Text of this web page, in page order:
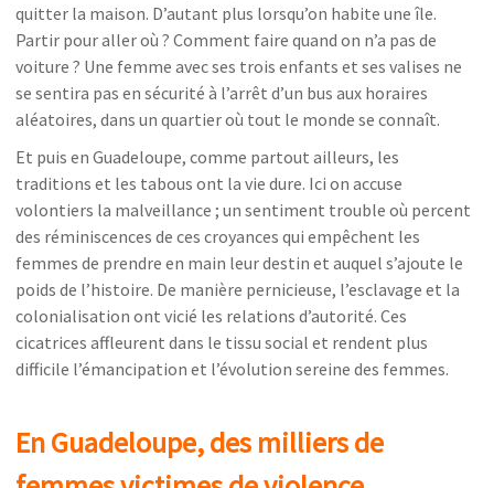
quitter la maison. D’autant plus lorsqu’on habite une île.
Partir pour aller où ? Comment faire quand on n’a pas de
voiture ? Une femme avec ses trois enfants et ses valises ne
se sentira pas en sécurité à l’arrêt d’un bus aux horaires
aléatoires, dans un quartier où tout le monde se connaît.
Et puis en Guadeloupe, comme partout ailleurs, les
traditions et les tabous ont la vie dure. Ici on accuse
volontiers la malveillance ; un sentiment trouble où percent
des réminiscences de ces croyances qui empêchent les
femmes de prendre en main leur destin et auquel s’ajoute le
poids de l’histoire. De manière pernicieuse, l’esclavage et la
colonialisation ont vicié les relations d’autorité. Ces
cicatrices affleurent dans le tissu social et rendent plus
difficile l’émancipation et l’évolution sereine des femmes.
En Guadeloupe, des milliers de